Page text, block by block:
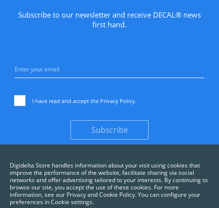
Subscribe to our newsletter and receive DECAL® news
first hand.
I have read and accept the Privacy Policy.
Subscribe
Digidelta Store handles information about your visit using cookies that
improve the performance of the website, facilitate sharing via social
networks and offer advertising tailored to your interests. By continuing to
browse our site, you accept the use of these cookies. For more
information, see our Privacy and Cookie Policy. You can configure your
preferences in Cookie settings.